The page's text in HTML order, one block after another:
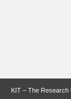
KIT – The Research